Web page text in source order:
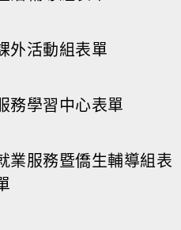
外活動組表單
務學習中心表單
業服務暨僑生輔導組表